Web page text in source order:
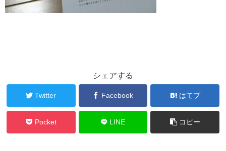
シェアする
Twitter Facebook はてブ
Pocket LINE コピー